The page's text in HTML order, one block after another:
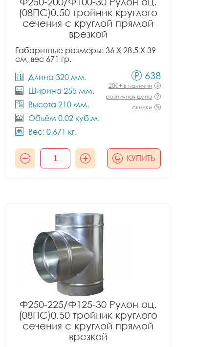
(08ПС)0.50 тройник круглого
сечения с круглой прямой
врезкой
Габаритные размеры: 36 X 28.5 X 39
см, вес 671 гр.
Длина 320 мм.
Ширина 255 мм.
Высота 210 мм.
Объём 0.02 куб.м.
Вес: 0.671 кг.
638
200+ в наличии
розничная цена
скидки
КУПИТЬ
Ф250-225/Ф125-30 Рулон оц.
(08ПС)0.50 тройник круглого
сечения с круглой прямой
врезкой